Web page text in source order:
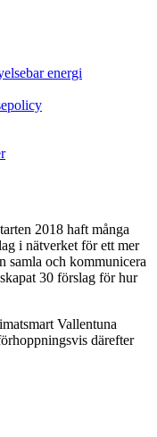
energi
2018 haft många
i nätverket för ett mer
samla och kommunicera
30 förslag för hur
Vallentuna
därefter